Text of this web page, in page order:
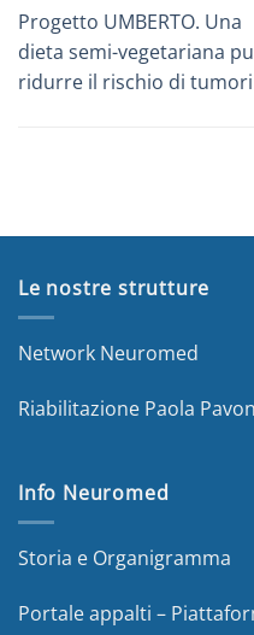
Progetto UMBERTO. Una
dieta semi-vegetariana
ridurre il rischio di tumori
Le nostre strutture
Network Neuromed
Riabilitazione Paola
Info Neuromed
Storia e Organigramma
Portale appalti –